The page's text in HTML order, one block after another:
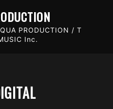
PRODUCTION / T
Inc.